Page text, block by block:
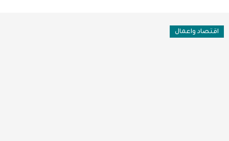
اقتصاد واعمال
فن وثقافة